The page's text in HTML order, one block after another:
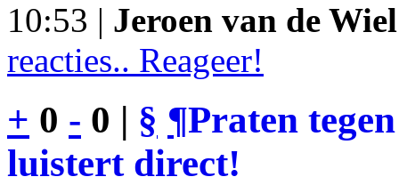
10:53 | Jeroen van de Wiel
reacties.. Reageer!
+ 0 - 0 | § ¶Praten
luistert direct!